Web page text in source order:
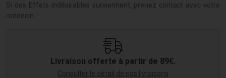
Si des Effets indésirables surviennent, prenez contact avec votre
médecin.
Livraison offerte à partir de 89€.
Consulter le détail de nos livraisons